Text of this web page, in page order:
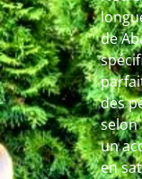
de
des
selon
un
en